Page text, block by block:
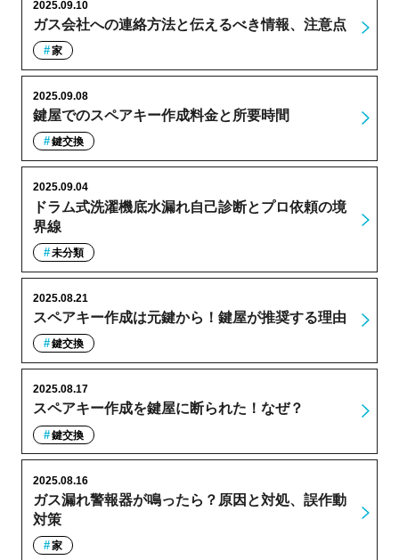
ガス会社への連絡方法と伝えるべき情報、注意点
2025.09.10
家
鍵屋でのスペアキー作成料金と所要時間
2025.09.08
鍵交換
ドラム式洗濯機底水漏れ自己診断とプロ依頼の境
界線
2025.09.04
未分類
スペアキー作成は元鍵から！鍵屋が推奨する理由
2025.08.21
鍵交換
スペアキー作成を鍵屋に断られた！なぜ？
2025.08.17
鍵交換
ガス漏れ警報器が鳴ったら？原因と対処、誤作動
対策
2025.08.16
家